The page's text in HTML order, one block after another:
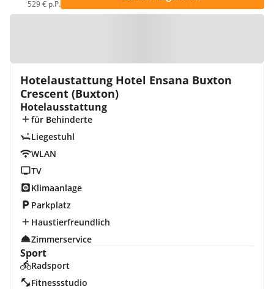
529 € p.P.
Hotelaustattung Hotel Ensana Buxton
Crescent (Buxton)
Hotelausstattung
für Behinderte
Liegestuhl
WLAN
TV
Klimaanlage
Parkplatz
Haustierfreundlich
Zimmerservice
Sport
Radsport
Fitnessstudio